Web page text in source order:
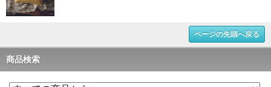
ページの先頭へ戻る
商品検索